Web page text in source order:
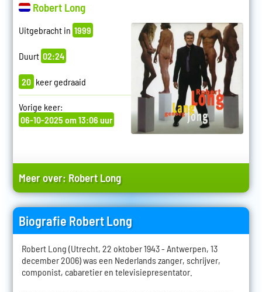
Robert Long
Uitgebracht in 1999
Duurt 02:24
20 keer gedraaid
Vorige keer:
06-10-2025 om 13:06 uur
Meer over: Robert Long
Biografie Robert Long
Robert Long (Utrecht, 22 oktober 1943 - Antwerpen, 13
december 2006) was een Nederlands zanger, schrijver,
componist, cabaretier en televisiepresentator.